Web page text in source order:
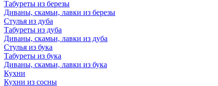
Табуреты из березы
Диваны, скамьи, лавки из березы
Стулья из дуба
Табуреты из дуба
Диваны, скамьи, лавки из дуба
Стулья из бука
Табуреты из бука
Диваны, скамьи, лавки из бука
Кухни
Кухни из сосны